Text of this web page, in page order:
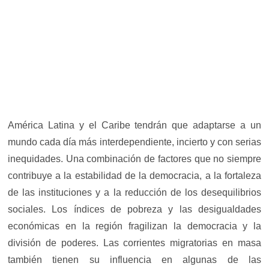
América Latina y el Caribe tendrán que adaptarse a un
mundo cada día más interdependiente, incierto y con serias
inequidades. Una combinación de factores que no siempre
contribuye a la estabilidad de la democracia, a la fortaleza
de las instituciones y a la reducción de los desequilibrios
sociales. Los índices de pobreza y las desigualdades
económicas en la región fragilizan la democracia y la
división de poderes. Las corrientes migratorias en masa
también tienen su influencia en algunas de las